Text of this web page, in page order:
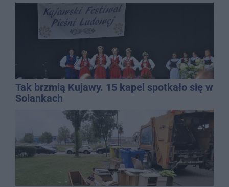
Tak brzmią Kujawy. 15 kapel spotkało się w
Solankach